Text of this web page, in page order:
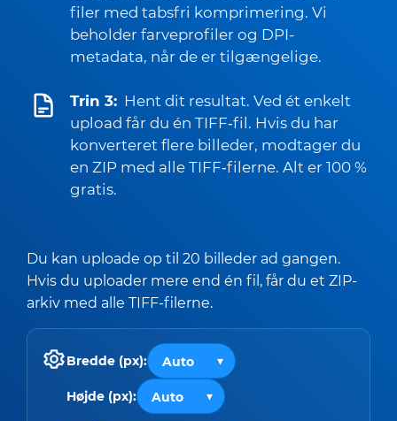
filer med tabsfri komprimering. Vi
beholder farveprofiler og DPI-
metadata, når de er tilgængelige.
Trin 3: Hent dit resultat. Ved ét enkelt
upload får du én TIFF‑fil. Hvis du har
konverteret flere billeder, modtager du
en ZIP med alle TIFF‑filerne. Alt er 100 %
gratis.
Du kan uploade op til 20 billeder ad gangen.
Hvis du uploader mere end én fil, får du et ZIP-
arkiv med alle TIFF-filerne.
Bredde (px):
Højde (px):